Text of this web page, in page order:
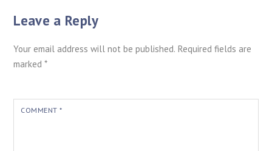
Leave a Reply
Your email address will not be published. Required fields are
marked*
COMMENT*